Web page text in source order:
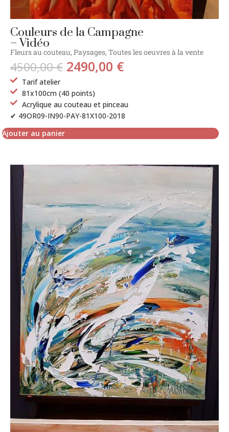
Couleurs de la Campagne
– Vidéo
Fleurs au couteau, Paysages, Toutes les oeuvres à la vente
4500,00€ 2490,00 €
Tarif atelier
81x100cm (40 points)
Acrylique au couteau et pinceau
✔ 49OR09-IN90-PAY-81X100-2018
Ajouter au panier